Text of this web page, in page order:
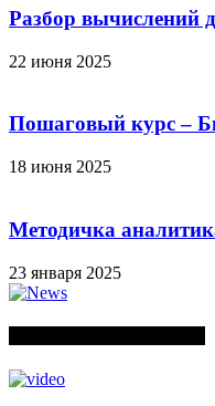
Разбор вычислений
22 июня 2025
Пошаговый курс –
18 июня 2025
Методичка
23 января 2025